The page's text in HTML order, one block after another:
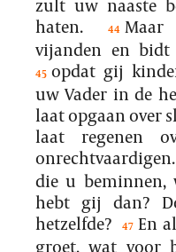
zult uw naaste
haten.
44
vijanden en
45 opdat gij
uw Vader in de
laat opgaan over
laat regenen
onrechtvaardigen.
die u
hebt gij dan?
hetzelfde?
47 En
groet, wat voor